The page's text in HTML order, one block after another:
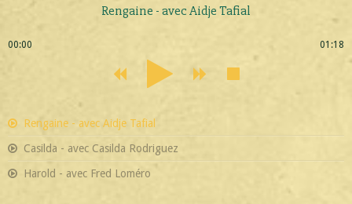
Rengaine - avec Aidje Tafial
00:00 01:18
Rengaine - avec Aidje Tafial
Casilda - avec Casilda Rodriguez
Harold - avec Fred Loméro